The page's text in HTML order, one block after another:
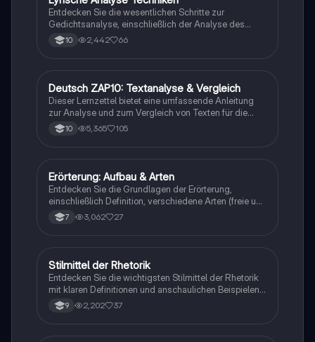
Entdecken Sie die wesentlichen Schritte zur
Gedichtsanalyse, einschließlich der Analyse des
lyrischen Ichs, der Verwendung von Stilmitteln und
der epochentypischen Merkmale. Diese Anleitung
Ideal für Studierende, die ihre Fähigkeiten in der
Gedichtinterpretation verbessern möchten.
10 2,442 66
Deutsch
Deutsch ZAP10: Textanalyse & Vergleich
Dieser Lernzettel bietet eine umfassende Anleitung
zur Analyse und zum Vergleich von Texten für die
Deutsch ZAP10 Prüfung. Er behandelt wichtige
Aspekte wie die Struktur von Einleitungen, Hauptteilen
die sich auf die Prüfung vorbereiten und ihre
Analysefähigkeiten verbessern möchten.
10 5,365 105
Deutsch
Erörterung: Aufbau & Arten
Entdecken Sie die Grundlagen der Erörterung,
einschließlich Definition, verschiedene Arten (freie und
textgebundene Erörterung) und den strukturierten
Aufbau (Einleitung, Hauptteil, Schluss). Diese
Erörterung. Ideal für Schüler, die ihre
Argumentationsfähigkeiten verbessern möchten.
7 3,062 27
Deutsch
Stilmittel der Rhetorik
Entdecken Sie die wichtigsten Stilmittel der Rhetorik
mit klaren Definitionen und anschaulichen Beispielen.
Diese Zusammenstellung umfasst Alliteration,
Anapher, Euphemismus, Ironie und viele weitere
9 2,202 37